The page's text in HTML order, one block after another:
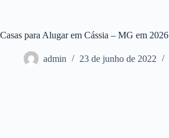
Casas para Alugar em Cássia – MG em 2026
admin 23 de junho de 2022